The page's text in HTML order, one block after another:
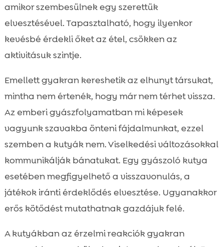
amikor szembesülnek egy szerettük
elvesztésével. Tapasztalható, hogy ilyenkor
kevésbé érdekli őket az étel, csökken az
aktivitásuk szintje.
Emellett gyakran kereshetik az elhunyt társukat,
mintha nem értenék, hogy már nem térhet vissza.
Az emberi gyászfolyamatban mi képesek
vagyunk szavakba önteni fájdalmunkat, ezzel
szemben a kutyák nem. Viselkedési változásokkal
kommunikálják bánatukat. Egy gyászoló kutya
esetében megfigyelhető a visszavonulás, a
játékok iránti érdeklődés elvesztése. Ugyanakkor
erős kötődést mutathatnak gazdájuk felé.
A kutyákban az érzelmi reakciók gyakran